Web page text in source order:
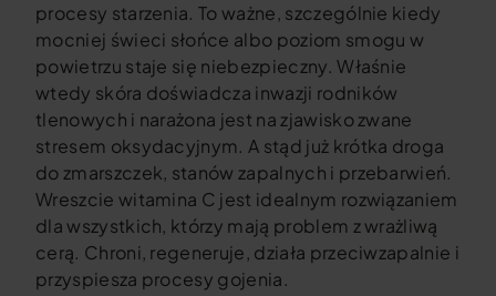
procesy starzenia. To ważne, szczególnie kiedy
mocniej świeci słońce albo poziom smogu w
powietrzu staje się niebezpieczny. Właśnie
wtedy skóra doświadcza inwazji rodników
tlenowych i narażona jest na zjawisko zwane
stresem oksydacyjnym. A stąd już krótka droga
do zmarszczek, stanów zapalnych i przebarwień.
Wreszcie witamina C jest idealnym rozwiązaniem
dla wszystkich, którzy mają problem z wrażliwą
cerą. Chroni, regeneruje, działa przeciwzapalnie i
przyspiesza procesy gojenia.